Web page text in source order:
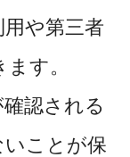
や第三者
す。
認される
ことが保